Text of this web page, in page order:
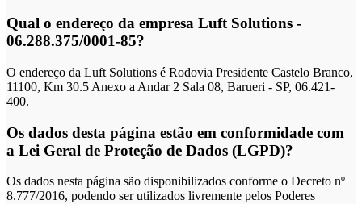
Qual o endereço da empresa Luft Solutions -
06.288.375/0001-85?
O endereço da Luft Solutions é Rodovia Presidente Castelo Branco,
11100, Km 30.5 Anexo a Andar 2 Sala 08, Barueri - SP, 06.421-
400.
Os dados desta página estão em conformidade com
a Lei Geral de Proteção de Dados (LGPD)?
Os dados nesta página são disponibilizados conforme o Decreto nº
8.777/2016, podendo ser utilizados livremente pelos Poderes